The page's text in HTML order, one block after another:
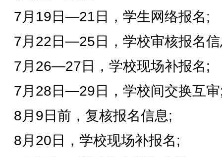
7月19日—21日，学生网络报名;
7月22日—25日，学校审核报名
7月26—27日，学校现场补报名;
7月28日—29日，学校间交换互
8月9日前，复核报名信息;
8月20日，学校现场补报名;